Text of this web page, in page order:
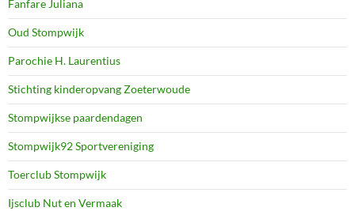
Fanfare Juliana
Oud Stompwijk
Parochie H. Laurentius
Stichting kinderopvang Zoeterwoude
Stompwijkse paardendagen
Stompwijk92 Sportvereniging
Toerclub Stompwijk
Ijsclub Nut en Vermaak